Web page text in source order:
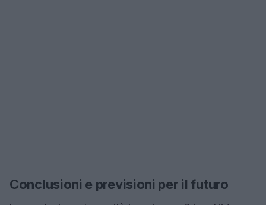
Conclusioni e previsioni per il futuro